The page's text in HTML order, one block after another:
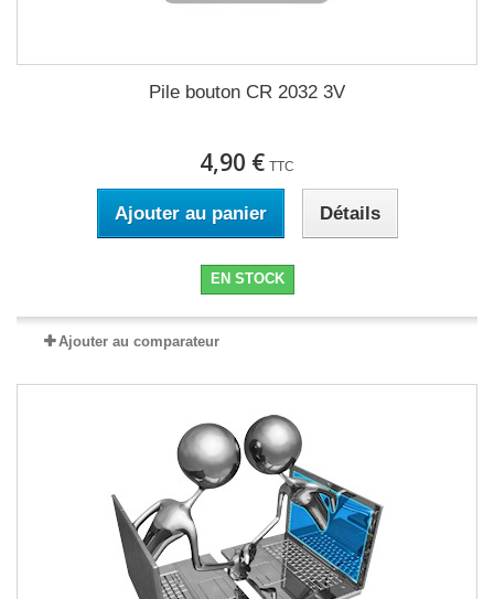
Pile bouton CR 2032 3V
4,90 € TTC
Ajouter au panier Détails
EN STOCK
Ajouter au comparateur